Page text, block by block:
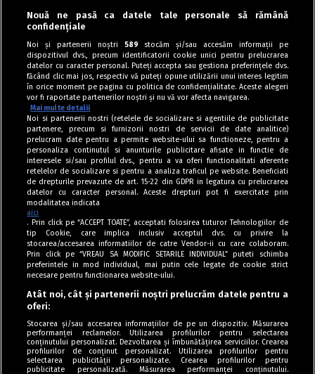
›
Tag index
Program Antena 1
Politica de cookies
Politica de confidențialitate
Nouă ne pasă ca datele tale personale să rămână
confidențiale
Noi și partenerii noștri 589 stocăm și/sau accesăm informații pe
dispozitivul dvs., precum identificatorii cookie unici pentru prelucrarea
datelor cu caracter personal. Puteți accepta sau gestiona preferințele dvs.
făcând clic mai jos, respectiv vă puteți opune utilizării unui interes legitim
în orice moment pe pagina cu politica de confidențialitate. Aceste alegeri
vor fi raportate partenerilor noștri și nu vă vor afecta navigarea.
Mai multe detalii
Noi si partenerii nostri (retelele de socializare si agentiile de publicitate
partenere, precum si furnizorii nostri de servicii de date analitice)
prelucram date pentru a permite website-ului sa functioneze, pentru a
personaliza continutul si anunturile publicitare afisate in functie de
interesele si/sau profilul dvs., pentru a va oferi functionalitati aferente
retelelor de socializare si pentru a analiza traficul pe website. Beneficiati
de drepturile prevazute de art. 15-22 din GDPR in legatura cu prelucrarea
datelor cu caracter personal. Aceste drepturi pot fi exercitate prin
modalitatea indicata
aici
. Prin click pe “ACCEPT TOATE”, acceptati folosirea tuturor Tehnologiilor de
tip Cookie, care implica inclusiv acceptul dvs. cu privire la
stocarea/accesarea informatiilor de catre Vendor-ii cu care colaboram.
Prin click pe “VREAU SA MODIFIC SETARILE INDIVIDUAL” puteti schimba
preferintele in mod individual, mai putin cele legate de cookie strict
necesare pentru functionarea website-ului.
Atât noi, cât și partenerii noștri prelucrăm datele pentru a
oferi:
Stocarea și/sau accesarea informațiilor de pe un dispozitiv. Măsurarea
performanței reclamelor. Utilizarea profilurilor pentru selectarea
conținutului personalizat. Dezvoltarea și îmbunătățirea serviciilor. Crearea
profilurilor de conținut personalizat. Utilizarea profilurilor pentru
selectarea publicității personalizate. Crearea profilurilor pentru
publicitate personalizată. Măsurarea performanței conținutului.